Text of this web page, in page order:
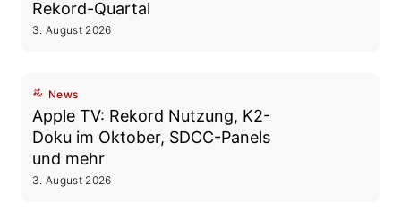
Rekord-Quartal
3. August 2026
News
Apple TV: Rekord Nutzung, K2-
Doku im Oktober, SDCC-Panels
und mehr
3. August 2026